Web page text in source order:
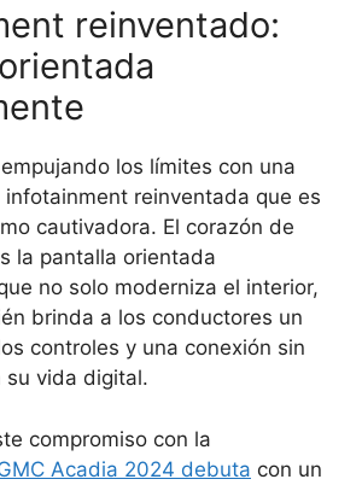
reinventado:
los límites con una
infotainment reinventada que es
cautivadora. El corazón de
la pantalla orientada
no solo moderniza el interior,
brinda a los conductores un
controles y una conexión sin
su vida digital.
compromiso con la
Acadia 2024 debuta con un